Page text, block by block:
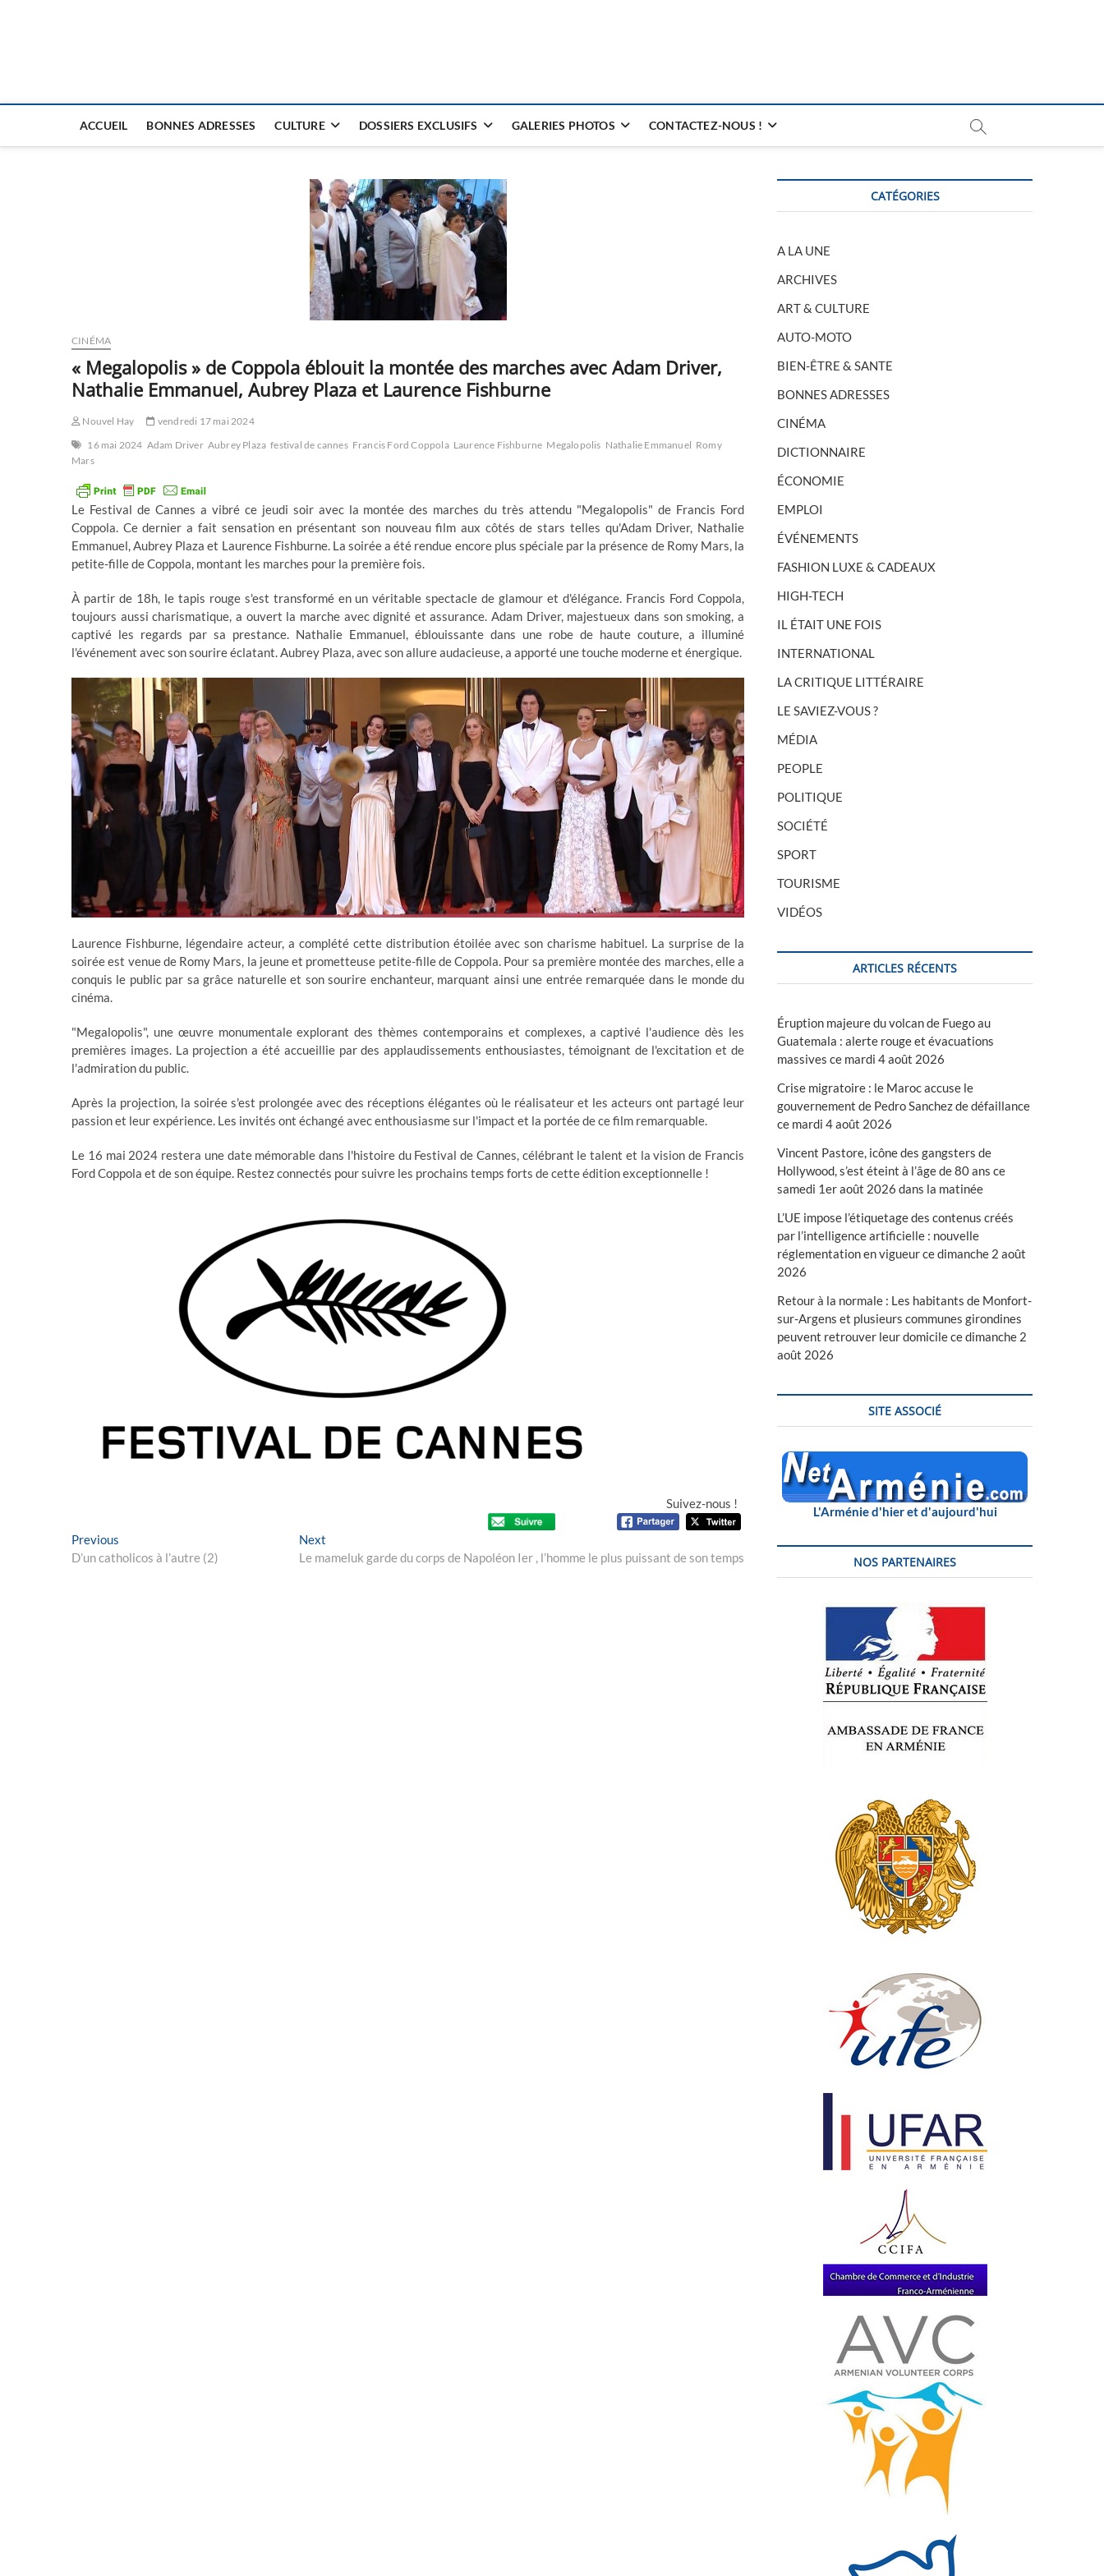
ACCUEIL BONNES ADRESSES CULTURE DOSSIERS EXCLUSIFS GALERIES PHOTOS CONTACTEZ-NOUS !
CINÉMA
« Megalopolis » de Coppola éblouit la montée des marches avec Adam Driver,
Nathalie Emmanuel, Aubrey Plaza et Laurence Fishburne
Nouvel Hay
vendredi 17 mai 2024
16 mai 2024 Adam Driver Aubrey Plaza festival de cannes Francis Ford Coppola Laurence Fishburne Megalopolis Nathalie Emmanuel Romy
Mars
Le Festival de Cannes a vibré ce jeudi soir avec la montée des marches du très attendu "Megalopolis" de Francis Ford
Coppola. Ce dernier a fait sensation en présentant son nouveau film aux côtés de stars telles qu'Adam Driver, Nathalie
Emmanuel, Aubrey Plaza et Laurence Fishburne. La soirée a été rendue encore plus spéciale par la présence de Romy Mars, la
petite-fille de Coppola, montant les marches pour la première fois.
À partir de 18h, le tapis rouge s'est transformé en un véritable spectacle de glamour et d'élégance. Francis Ford Coppola,
toujours aussi charismatique, a ouvert la marche avec dignité et assurance. Adam Driver, majestueux dans son smoking, a
captivé les regards par sa prestance. Nathalie Emmanuel, éblouissante dans une robe de haute couture, a illuminé
l'événement avec son sourire éclatant. Aubrey Plaza, avec son allure audacieuse, a apporté une touche moderne et énergique.
Laurence Fishburne, légendaire acteur, a complété cette distribution étoilée avec son charisme habituel. La surprise de la
soirée est venue de Romy Mars, la jeune et prometteuse petite-fille de Coppola. Pour sa première montée des marches, elle a
conquis le public par sa grâce naturelle et son sourire enchanteur, marquant ainsi une entrée remarquée dans le monde du
cinéma.
"Megalopolis", une œuvre monumentale explorant des thèmes contemporains et complexes, a captivé l'audience dès les
premières images. La projection a été accueillie par des applaudissements enthousiastes, témoignant de l'excitation et de
l'admiration du public.
Après la projection, la soirée s'est prolongée avec des réceptions élégantes où le réalisateur et les acteurs ont partagé leur
passion et leur expérience. Les invités ont échangé avec enthousiasme sur l'impact et la portée de ce film remarquable.
Le 16 mai 2024 restera une date mémorable dans l'histoire du Festival de Cannes, célébrant le talent et la vision de Francis
Ford Coppola et de son équipe. Restez connectés pour suivre les prochains temps forts de cette édition exceptionnelle !
Suivez-nous !
Navigation
de
Previous
post:
D’un catholicos à l’autre (2)
Next
post:
Le mameluk garde du corps de Napoléon Ier , l’homme le plus puissant de son temps
CATÉGORIES
A LA UNE
ARCHIVES
ART & CULTURE
AUTO-MOTO
BIEN-ÊTRE & SANTE
BONNES ADRESSES
CINÉMA
DICTIONNAIRE
ÉCONOMIE
EMPLOI
ÉVÉNEMENTS
FASHION LUXE & CADEAUX
HIGH-TECH
IL ÉTAIT UNE FOIS
INTERNATIONAL
LA CRITIQUE LITTÉRAIRE
LE SAVIEZ-VOUS ?
MÉDIA
PEOPLE
POLITIQUE
SOCIÉTÉ
SPORT
TOURISME
VIDÉOS
ARTICLES RÉCENTS
Éruption majeure du volcan de Fuego au
Guatemala : alerte rouge et évacuations
massives ce mardi 4 août 2026
Crise migratoire : le Maroc accuse le
gouvernement de Pedro Sanchez de défaillance
ce mardi 4 août 2026
Vincent Pastore, icône des gangsters de
Hollywood, s’est éteint à l’âge de 80 ans ce
samedi 1er août 2026 dans la matinée
L’UE impose l’étiquetage des contenus créés
par l’intelligence artificielle : nouvelle
réglementation en vigueur ce dimanche 2 août
2026
Retour à la normale : Les habitants de Monfort-
sur-Argens et plusieurs communes girondines
peuvent retrouver leur domicile ce dimanche 2
août 2026
SITE ASSOCIÉ
L'Arménie d'hier et d'aujourd'hui
NOS PARTENAIRES